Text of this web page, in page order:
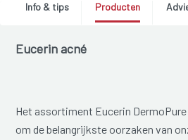
Info & tips Producten
Eucerin acné
Het assortiment Eucerin
om de belangrijkste oorzaken van